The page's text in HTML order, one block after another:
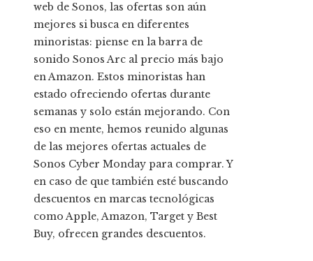
web de Sonos, las ofertas son aún
mejores si busca en diferentes
minoristas: piense en la barra de
sonido Sonos Arc al precio más bajo
en Amazon. Estos minoristas han
estado ofreciendo ofertas durante
semanas y solo están mejorando. Con
eso en mente, hemos reunido algunas
de las mejores ofertas actuales de
Sonos Cyber ​​​​Monday para comprar. Y
en caso de que también esté buscando
descuentos en marcas tecnológicas
como Apple, Amazon, Target y Best
Buy, ofrecen grandes descuentos.